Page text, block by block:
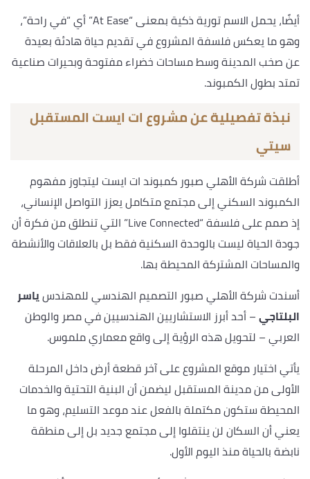
أيضًا، يحمل الاسم تورية ذكية بمعنى “At Ease” أي “في راحة”،
وهو ما يعكس فلسفة المشروع في تقديم حياة هادئة بعيدة
عن صخب المدينة وسط مساحات خضراء مفتوحة وبحيرات صناعية
تمتد بطول الكمبوند.
نبذة تفصيلية عن مشروع ات ايست المستقبل
سيتي
أطلقت شركة الأهلي صبور كمبوند ات ايست ليتجاوز مفهوم
الكمبوند السكني إلى مجتمع متكامل يعزز التواصل الإنساني،
إذ صمم على فلسفة “Live Connected” التي تنطلق من فكرة أن
جودة الحياة ليست بالوحدة السكنية فقط بل بالعلاقات والأنشطة
والمساحات المشتركة المحيطة بها.
أسندت شركة الأهلي صبور التصميم الهندسي للمهندسياسر
البلتاجي– أحد أبرز الاستشاريين الهندسيين في مصر والوطن
العربي – لتحويل هذه الرؤية إلى واقع معماري ملموس.
يأتي اختيار موقع المشروع على آخر قطعة أرض داخل المرحلة
الأولى من مدينة المستقبل ليضمن أن البنية التحتية والخدمات
المحيطة ستكون مكتملة بالفعل عند موعد التسليم، وهو ما
يعني أن السكان لن ينتقلوا إلى مجتمع جديد بل إلى منطقة
نابضة بالحياة منذ اليوم الأول.